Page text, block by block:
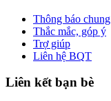
Thông báo chung
Thắc mắc, góp ý
Trợ giúp
Liên hệ BQT
Liên kết bạn bè